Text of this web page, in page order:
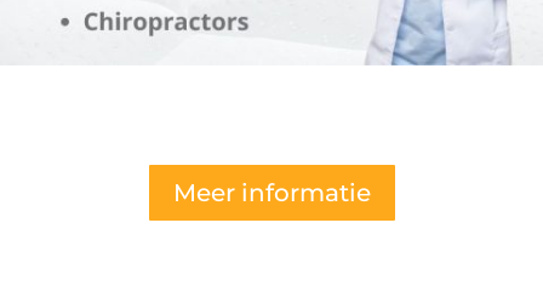
Meer informatie